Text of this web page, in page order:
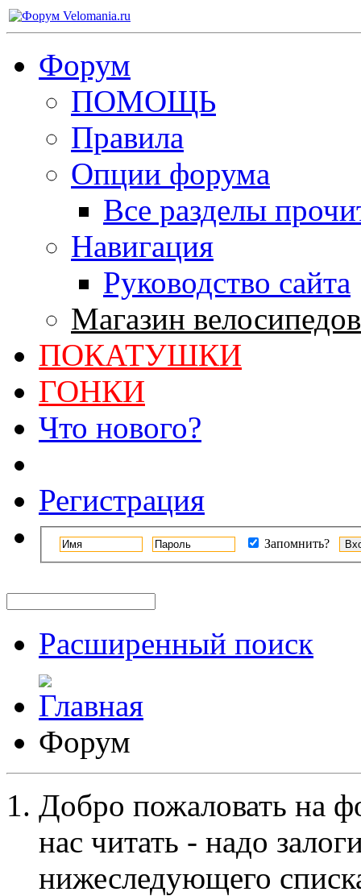
Форум
ПОМОЩЬ
Правила
Опции форума
Все разделы
Навигация
Руководство сайта
Магазин
ПОКАТУШКИ
ГОНКИ
Что нового?
Регистрация
Запомнить?
Расширенный поиск
Форум
Добро пожаловать на
нас читать - надо
нижеследующего